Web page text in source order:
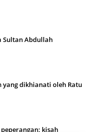
Sultan Abdullah
dikhianati oleh Ratu
kisah